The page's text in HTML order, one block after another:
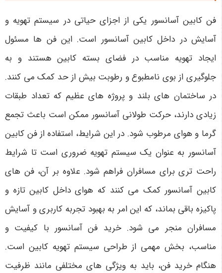
فن کابین آسانسور یکی از اجزای حیاتی در سیستم تهویه و
آسایش در داخل کابین آسانسور است. این فن ها مسئول
ایجاد تهویه مناسب در فضای بسته کابین هستند و به
جلوگیری از بوی نامطبوع و رطوبت بیش از حد کمک می کنند.
در ساختمان های بلند و پروژه های عظیم که تعداد طبقات
زیادی دارند، حرکت طولانی آسانسور ممکن است باعث تجمع
گرما و هوای مرطوب شود. در این شرایط، استفاده از فن کابین
آسانسور به عنوان یک سیستم تهویه ضروری است تا شرایط
راحت تری برای مسافران فراهم شود. علاوه بر آن، فن های
کابین آسانسور کمک می کنند که هوای داخل کابین تازه و
پاکیزه باقی بماند، که این امر به بهبود تجربه کاربری و آسایش
مسافران منجر می شود. خرید فن آسانسور با کیفیت و
مناسب، بخش مهمی از طراحی سیستم تهویه کابین است.
هنگام خرید فن، باید به ویژگی های مختلفی مانند ظرفیت